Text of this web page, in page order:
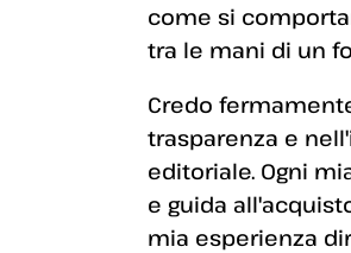
come si
tra le mani di un
Credo
trasparenza e
editoriale. Ogni
e guida
mia esperienza